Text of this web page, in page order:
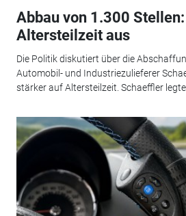
Abbau von 1.300
Altersteilzeit aus
Die Politik diskutiert über die
Automobil- und Industriezulieferer
stärker auf Altersteilzeit. Schaeffler legte